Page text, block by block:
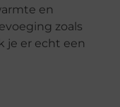
en
zoals
je er echt een